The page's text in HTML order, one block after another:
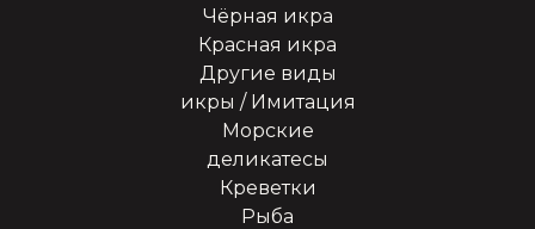
Чёрная икра
Красная икра
Другие виды
икры / Имитация
Морские
деликатесы
Креветки
Рыба